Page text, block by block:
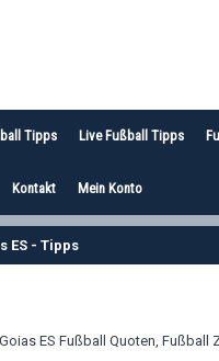
Tipps Live Fußball Tipps
Kontakt Mein Konto
ES - Tipps
ES Fußball Quoten,